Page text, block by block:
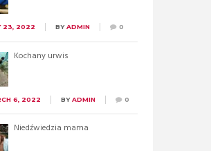
23, 2022 BYADMIN 0
Kochany urwis
6, 2022 BYADMIN 0
Niedźwiedzia mama